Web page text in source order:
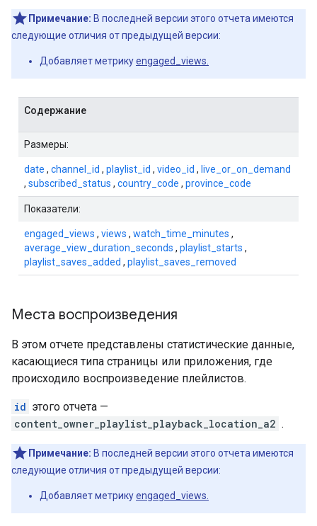
Примечание: В последней версии этого отчета имеются
следующие отличия от предыдущей версии:
Добавляет метрикуengaged_views.
Содержание
Размеры:
date , channel_id , playlist_id , video_id , live_or_on_demand
, subscribed_status , country_code , province_code
Показатели:
engaged_views , views , watch_time_minutes ,
average_view_duration_seconds , playlist_starts ,
playlist_saves_added , playlist_saves_removed
Места воспроизведения
В этом отчете представлены статистические данные,
касающиеся типа страницы или приложения, где
происходило воспроизведение плейлистов.
id этого отчета —
content_owner_playlist_playback_location_a2 .
Примечание: В последней версии этого отчета имеются
следующие отличия от предыдущей версии:
Добавляет метрикуengaged_views.